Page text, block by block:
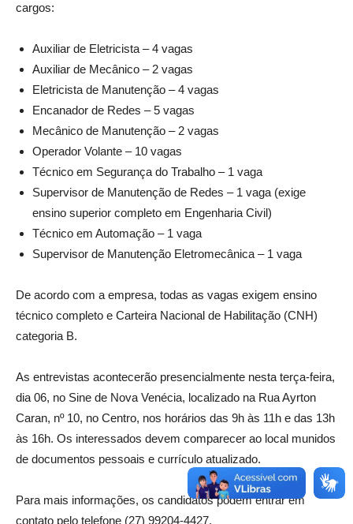
cargos:
Auxiliar de Eletricista – 4 vagas
Auxiliar de Mecânico – 2 vagas
Eletricista de Manutenção – 4 vagas
Encanador de Redes – 5 vagas
Mecânico de Manutenção – 2 vagas
Operador Volante – 10 vagas
Técnico em Segurança do Trabalho – 1 vaga
Supervisor de Manutenção de Redes – 1 vaga (exige
ensino superior completo em Engenharia Civil)
Técnico em Automação – 1 vaga
Supervisor de Manutenção Eletromecânica – 1 vaga
De acordo com a empresa, todas as vagas exigem ensino
técnico completo e Carteira Nacional de Habilitação (CNH)
categoria B.
As entrevistas acontecerão presencialmente nesta terça-feira,
dia 06, no Sine de Nova Venécia, localizado na Rua Ayrton
Caran, nº 10, no Centro, nos horários das 9h às 11h e das 13h
às 16h. Os interessados devem comparecer ao local munidos
de documentos pessoais e currículo atualizado.
Para mais informações, os candidatos podem entrar em
contato pelo telefone (27) 99204-4427.